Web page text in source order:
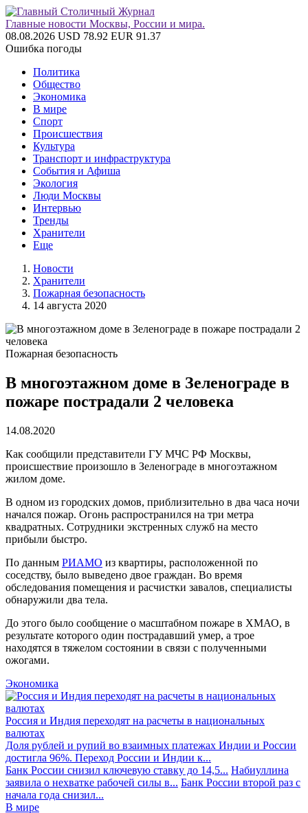
Главные новости Москвы, России и мира.
08.08.2026 USD 78.92 EUR 91.37
Ошибка погоды
Политика
Общество
Экономика
В мире
Спорт
Происшествия
Культура
Транспорт и инфраструктура
События и Афиша
Экология
Люди Москвы
Интервью
Тренды
Хранители
Еще
Новости
Хранители
Пожарная безопасность
14 августа 2020
Пожарная безопасность
В многоэтажном доме в Зеленограде в
пожаре пострадали 2 человека
14.08.2020
Как сообщили представители ГУ МЧС РФ Москвы,
происшествие произошло в Зеленограде в многоэтажном
жилом доме.
В одном из городских домов, приблизительно в два часа ночи
начался пожар. Огонь распространился на три метра
квадратных. Сотрудники экстренных служб на место
прибыли быстро.
По данным РИАМО из квартиры, расположенной по
соседству, было выведено двое граждан. Во время
обследования помещения и расчистки завалов, специалисты
обнаружили два тела.
До этого было сообщение о масштабном пожаре в ХМАО, в
результате которого один пострадавший умер, а трое
находятся в тяжелом состоянии в связи с полученными
ожогами.
Экономика
Россия и Индия переходят на расчеты в национальных
валютах
Доля рублей и рупий во взаимных платежах Индии и России
достигла 96%. Переход России и Индии к...
Банк России снизил ключевую ставку до 14,5... Набиуллина
заявила о нехватке рабочей силы в... Банк России второй раз с
начала года снизил...
В мире